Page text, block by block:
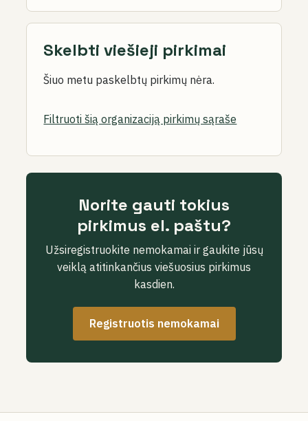
Skelbti viešieji pirkimai
Šiuo metu paskelbtų pirkimų nėra.
Filtruoti šią organizaciją pirkimų sąraše
Norite gauti tokius
pirkimus el. paštu?
Užsiregistruokite nemokamai ir gaukite jūsų
veiklą atitinkančius viešuosius pirkimus
kasdien.
Registruotis nemokamai